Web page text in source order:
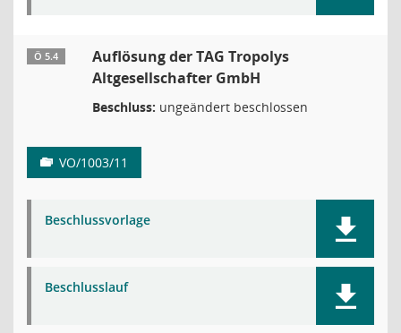
Ö 5.4
Auflösung der TAG Tropolys
Altgesellschafter GmbH
Beschluss: ungeändert beschlossen
VO/1003/11
Beschlussvorlage
Beschlusslauf